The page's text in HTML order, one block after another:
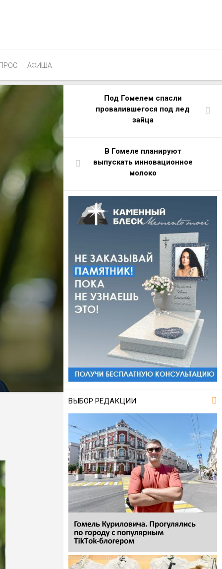
АФИША
Под Гомелем спасли
провалившегося под лед
зайца
В Гомеле планируют
выпускать инновационное
молоко
ВЫБОР РЕДАКЦИИ